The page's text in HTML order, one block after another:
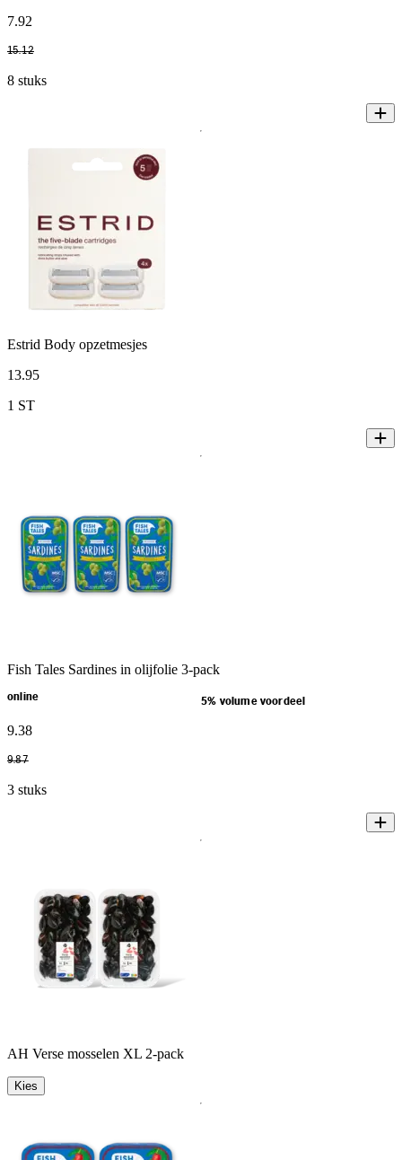
7.92
15.12
8 stuks
Estrid Body opzetmesjes
13.95
1 ST
Fish Tales Sardines in olijfolie 3-pack
online 5% volume voordeel
9.38
9.87
3 stuks
AH Verse mosselen XL 2-pack
Kies